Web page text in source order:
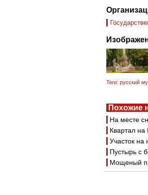
Теги: русский
Похожие
На месте
Квартал на
Участок на
Пустырь с
Мощеный